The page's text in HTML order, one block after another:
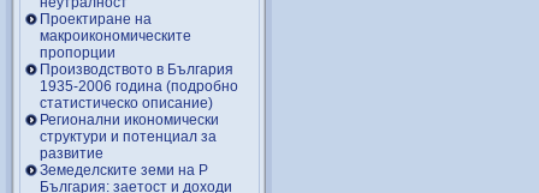
Проектиране на
макроикономическите
пропорции
Производството в България
1935-2006 година (подробно
статистическо описание)
Регионални икономически
структури и потенциал за
развитие
Земеделските земи на Р
България: заетост и доходи